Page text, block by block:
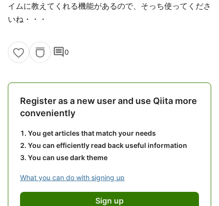
イムに教えてくれる機能があるので、そっち使ってくださ
いね・・・
comment0
Register as a new user and use Qiita more
conveniently
You get articles that match your needs
You can efficiently read back useful information
You can use dark theme
What you can do with signing up
Sign up